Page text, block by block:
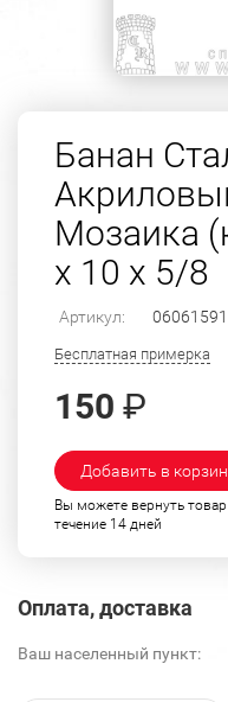
Банан
Мозаика
х 10 х 5/8
Артикул: 06061591
Бесплатная примерка
150 ₽
Добавить в
Вы можете вернуть
течение 14 дней
Оплата, доставка
Ваш населенный пункт: